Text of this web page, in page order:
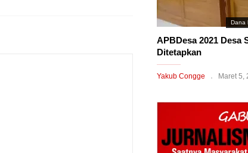
Dana
APBDesa 2021 Desa
Ditetapkan
Yakub Congge Maret 5,